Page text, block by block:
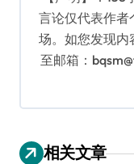
言论仅代表作者
场。如您发现内
至邮箱：
相关文章